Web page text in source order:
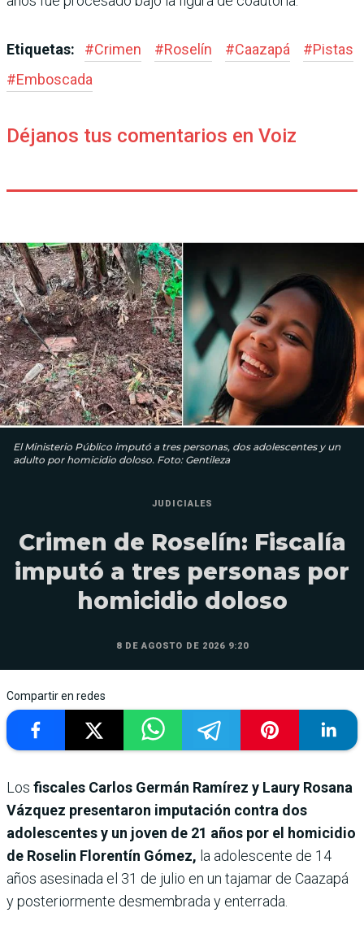
Etiquetas: #Crimen #Roselín #Caazapá #Pistas
#Emboscada
Déjanos tus comentarios en Voiz
El Ministerio Público imputó a tres personas, dos adolescentes y un
adulto por homicidio doloso. Foto: Gentileza
JUDICIALES
Crimen de Roselín: Fiscalía
imputó a tres personas por
homicidio doloso
8 DE AGOSTO DE 2026 9:20
Compartir en redes
Los fiscales Carlos Germán Ramírez y Laury Rosana
Vázquez presentaron imputación contra dos
adolescentes y un joven de 21 años por el homicidio
de Roselin Florentín Gómez, la adolescente de 14
años asesinada el 31 de julio en un tajamar de Caazapá
y posteriormente desmembrada y enterrada.